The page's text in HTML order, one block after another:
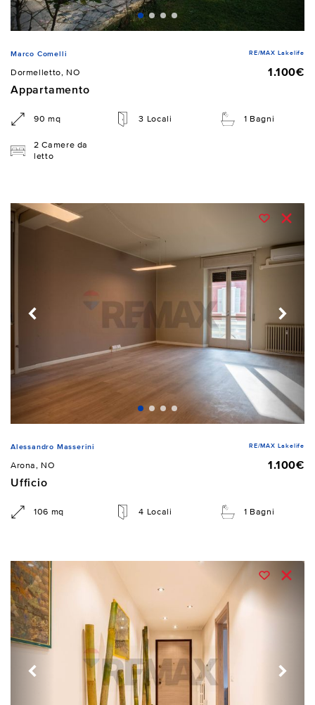
Marco Comelli RE/MAX Lakelife
Dormelletto, NO
1.100€
Appartamento
90 mq 3 Locali 1 Bagni
2 Camere da
letto
Alessandro Masserini RE/MAX Lakelife
Arona, NO
1.100€
Ufficio
106 mq 4 Locali 1 Bagni